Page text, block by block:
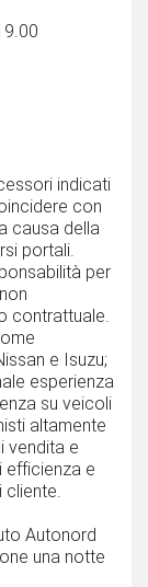
indicati
con
causa della
portali.
per
contrattuale.
e Isuzu;
esperienza
su veicoli
altamente
vendita e
efficienza e
cliente.
Autonord
una notte